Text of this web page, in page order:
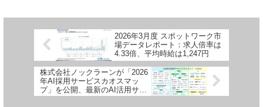
2026年3月度 スポットワーク市
場データレポート：求人倍率は
4.33倍、平均時給は1,247円
株式会社ノックラーンが「2026
年AI採用サービスカオスマッ
プ」を公開、最新のAI活用サー
ビスを可視化